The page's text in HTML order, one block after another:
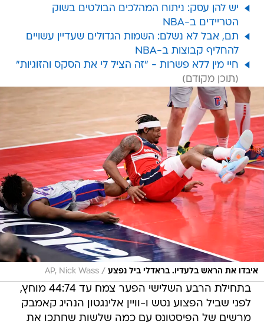
יש להן עסק: ניתוח המהלכים הבולטים בשוק
הטריידים ב-NBA
תם, אבל לא נשלם: השמות הגדולים שעדיין עשויים
להחליף קבוצות ב-NBA
חיי מין ללא פשרות - "זה הציל לי את הסקס והזוגיות"
איבדו את הראש בלעדיו. בראדלי ביל נפצע /
AP, Nick Wass
בתחילת הרבע השלישי הפער צמח עד 44:74 מוחץ,
לפני שביל הפצוע נטש ו-וויין אלינגטון הנהיג קאמבק
מרשים של הפיסטונס עם כמה שלשות שחתכו את